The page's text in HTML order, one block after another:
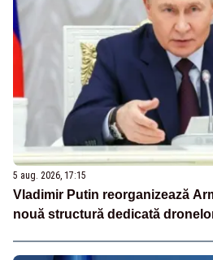
5 aug. 2026, 17:15
Vladimir Putin reorganizează
nouă structură dedicată